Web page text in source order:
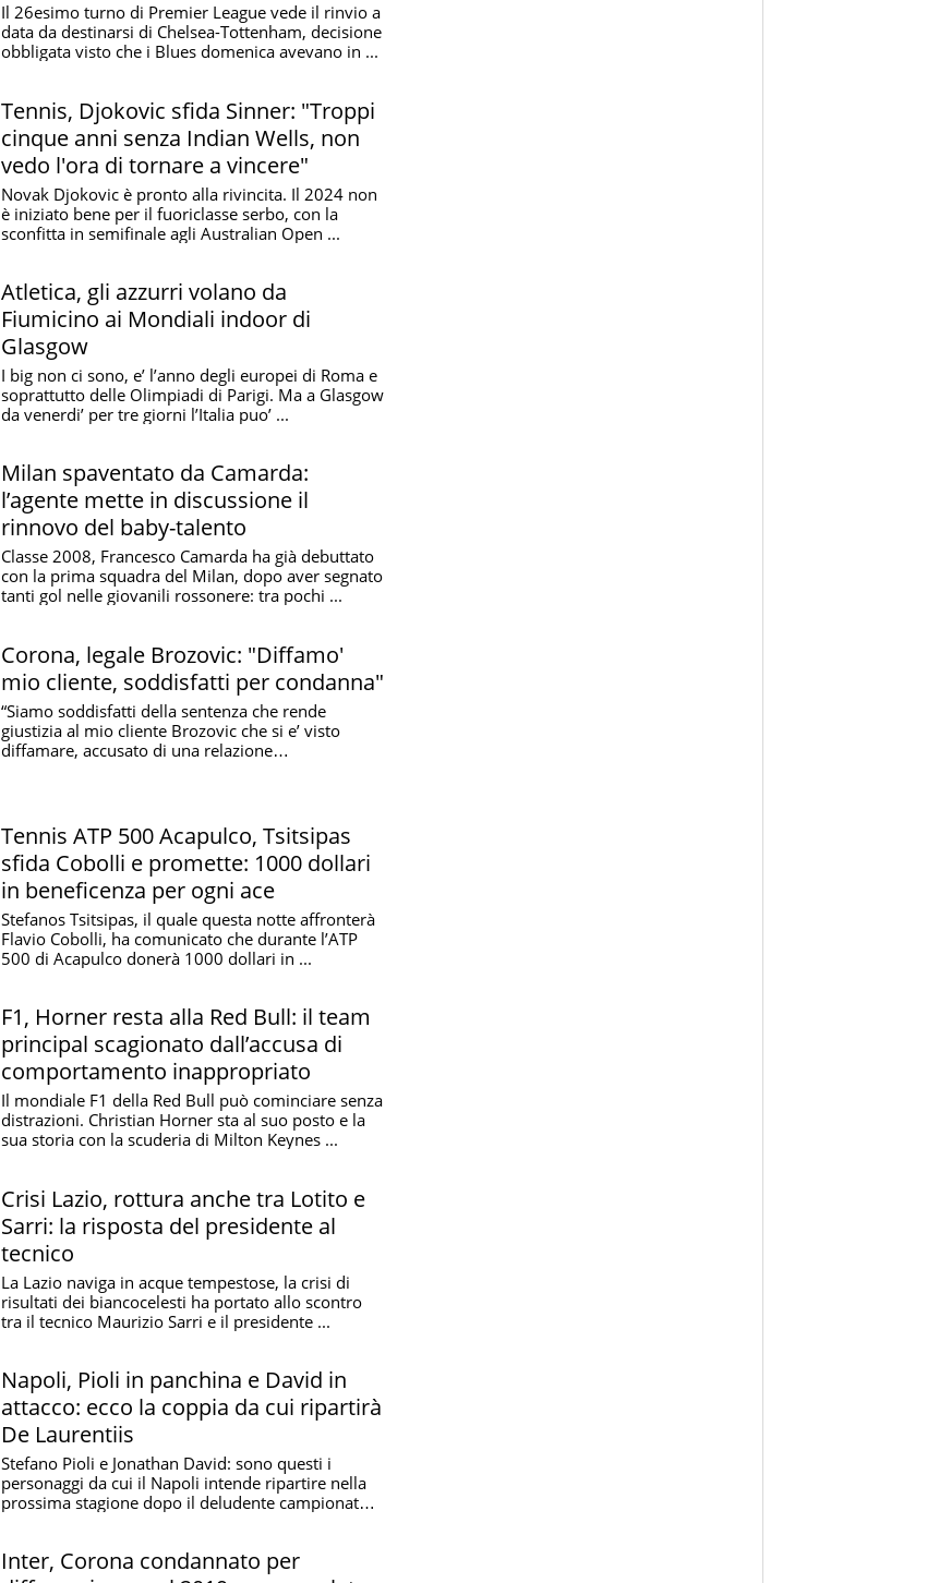
Il 26esimo turno di Premier League vede il rinvio a
data da destinarsi di Chelsea-Tottenham, decisione
obbligata visto che i Blues domenica avevano in ...
Tennis, Djokovic sfida Sinner: "Troppi
cinque anni senza Indian Wells, non
vedo l'ora di tornare a vincere"
Novak Djokovic è pronto alla rivincita. Il 2024 non
è iniziato bene per il fuoriclasse serbo, con la
sconfitta in semifinale agli Australian Open ...
Atletica, gli azzurri volano da
Fiumicino ai Mondiali indoor di
Glasgow
I big non ci sono, e’ l’anno degli europei di Roma e
soprattutto delle Olimpiadi di Parigi. Ma a Glasgow
da venerdi’ per tre giorni l’Italia puo’ ...
Milan spaventato da Camarda:
l’agente mette in discussione il
rinnovo del baby-talento
Classe 2008, Francesco Camarda ha già debuttato
con la prima squadra del Milan, dopo aver segnato
tanti gol nelle giovanili rossonere: tra pochi ...
Corona, legale Brozovic: "Diffamo'
mio cliente, soddisfatti per condanna"
“Siamo soddisfatti della sentenza che rende
giustizia al mio cliente Brozovic che si e’ visto
diffamare, accusato di una relazione
Tennis ATP 500 Acapulco, Tsitsipas
sfida Cobolli e promette: 1000 dollari
in beneficenza per ogni ace
Stefanos Tsitsipas, il quale questa notte affronterà
Flavio Cobolli, ha comunicato che durante l’ATP
500 di Acapulco donerà 1000 dollari in ...
F1, Horner resta alla Red Bull: il team
principal scagionato dall’accusa di
comportamento inappropriato
Il mondiale F1 della Red Bull può cominciare senza
distrazioni. Christian Horner sta al suo posto e la
sua storia con la scuderia di Milton Keynes ...
Crisi Lazio, rottura anche tra Lotito e
Sarri: la risposta del presidente al
tecnico
La Lazio naviga in acque tempestose, la crisi di
risultati dei biancocelesti ha portato allo scontro
tra il tecnico Maurizio Sarri e il presidente ...
Napoli, Pioli in panchina e David in
attacco: ecco la coppia da cui ripartirà
De Laurentiis
Stefano Pioli e Jonathan David: sono questi i
personaggi da cui il Napoli intende ripartire nella
prossima stagione dopo il deludente campionato
Inter, Corona condannato per